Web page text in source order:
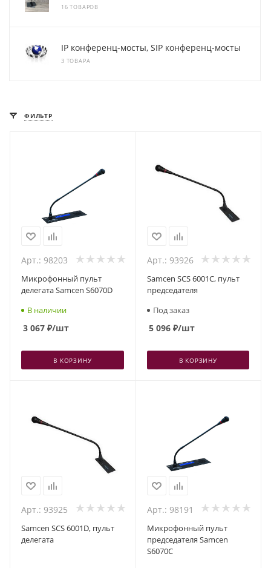
16 ТОВАРОВ
IP конференц-мосты, SIP конференц-мосты
3 ТОВАРА
ФИЛЬТР
Арт.: 98203
Микрофонный пульт
делегата Samcen S6070D
В наличии
3 067 ₽/шт
В КОРЗИНУ
Арт.: 93926
Samcen SCS 6001C, пульт
председателя
Под заказ
5 096₽/шт
В КОРЗИНУ
Арт.: 93925
Samcen SCS 6001D, пульт
делегата
Арт.: 98191
Микрофонный пульт
председателя Samcen
S6070C